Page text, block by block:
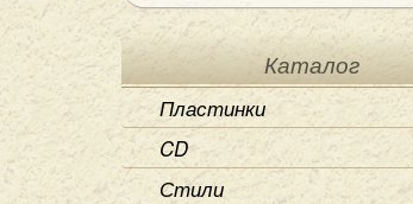
Каталог
Пластинки
CD
Стили